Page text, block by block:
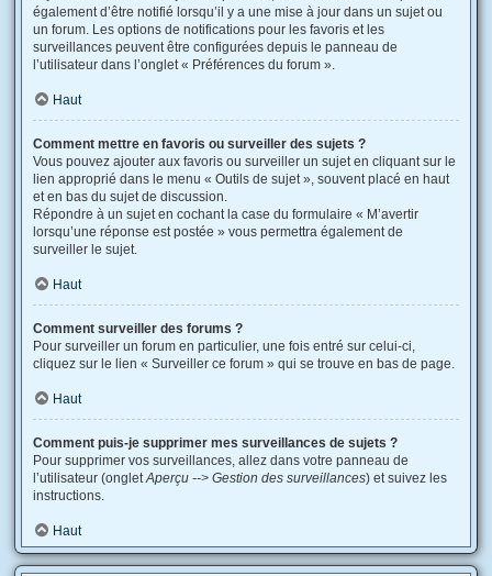
également d’être notifié lorsqu’il y a une mise à jour dans un sujet ou
un forum. Les options de notifications pour les favoris et les
surveillances peuvent être configurées depuis le panneau de
l’utilisateur dans l’onglet « Préférences du forum ».
Haut
Comment mettre en favoris ou surveiller des sujets ?
Vous pouvez ajouter aux favoris ou surveiller un sujet en cliquant sur le
lien approprié dans le menu « Outils de sujet », souvent placé en haut
et en bas du sujet de discussion.
Répondre à un sujet en cochant la case du formulaire « M’avertir
lorsqu’une réponse est postée » vous permettra également de
surveiller le sujet.
Haut
Comment surveiller des forums ?
Pour surveiller un forum en particulier, une fois entré sur celui-ci,
cliquez sur le lien « Surveiller ce forum » qui se trouve en bas de page.
Haut
Comment puis-je supprimer mes surveillances de sujets ?
Pour supprimer vos surveillances, allez dans votre panneau de
l’utilisateur (ongletAperçu --> Gestion des surveillances) et suivez les
instructions.
Haut